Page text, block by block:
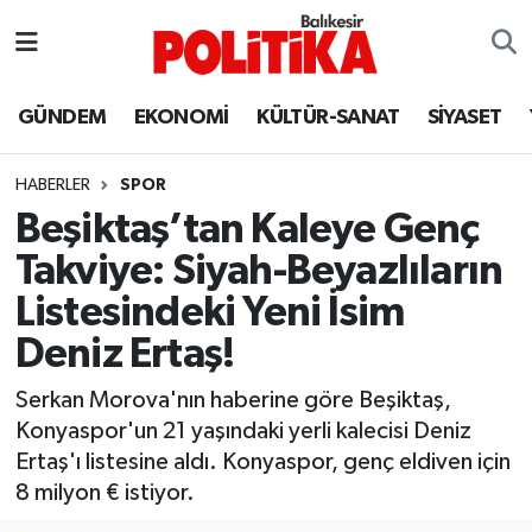
GÜNDEM EKONOMİ KÜLTÜR-SANAT SİYASET
HABERLER SPOR
Beşiktaş’tan Kaleye Genç
Takviye: Siyah-Beyazlıların
Listesindeki Yeni İsim
Deniz Ertaş!
Serkan Morova'nın haberine göre Beşiktaş,
Konyaspor'un 21 yaşındaki yerli kalecisi Deniz
Ertaş'ı listesine aldı. Konyaspor, genç eldiven için
8 milyon € istiyor.
Ayvalık
Balya
Bandırma
Bigadiç
BİYOGRAFİLER
Burhaniye
Balıkesir Hava Durumu
Balıkesir Namaz Vakitleri
Balıkesir Trafik Yoğunluk Haritası
Süper Lig Puan Durumu ve Fikstür
Tüm Manşetler
Son Dakika Haberleri